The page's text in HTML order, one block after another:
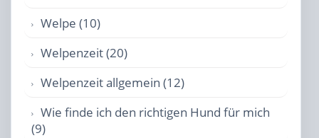
Welpe (10)
Welpenzeit (20)
Welpenzeit allgemein (12)
Wie finde ich den richtigen Hund für mich
(9)